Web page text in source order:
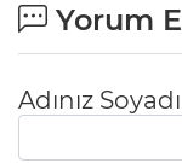
Yorum
Adınız